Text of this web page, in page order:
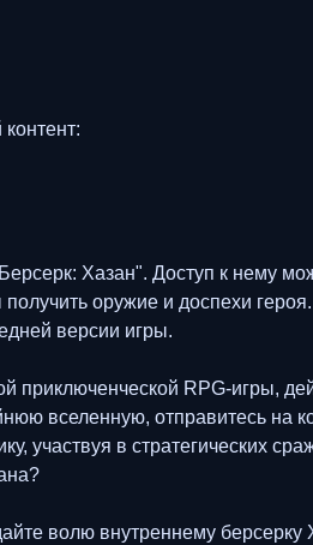
Хазан". Доступ к нему
оружие и доспехи героя.
версии игры.
RPG-игры,
вселенную, отправитесь на
участвуя в стратегических
волю внутреннему берсерку